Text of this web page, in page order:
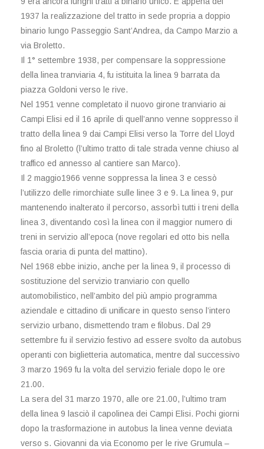
1937 la realizzazione del tratto in sede propria a doppio
binario lungo Passeggio Sant’Andrea, da Campo Marzio a
via Broletto.
Il 1° settembre 1938, per compensare la soppressione
della linea tranviaria 4, fu istituita la linea 9 barrata da
piazza Goldoni verso le rive.
Nel 1951 venne completato il nuovo girone tranviario ai
Campi Elisi ed il 16 aprile di quell’anno venne soppresso il
tratto della linea 9 dai Campi Elisi verso la Torre del Lloyd
fino al Broletto (l’ultimo tratto di tale strada venne chiuso al
traffico ed annesso al cantiere san Marco).
Il 2 maggio1966 venne soppressa la linea 3 e cessò
l’utilizzo delle rimorchiate sulle linee 3 e 9. La linea 9, pur
mantenendo inalterato il percorso, assorbì tutti i treni della
linea 3, diventando così la linea con il maggior numero di
treni in servizio all’epoca (nove regolari ed otto bis nella
fascia oraria di punta del mattino).
Nel 1968 ebbe inizio, anche per la linea 9, il processo di
sostituzione del servizio tranviario con quello
automobilistico, nell’ambito del più ampio programma
aziendale e cittadino di unificare in questo senso l’intero
servizio urbano, dismettendo tram e filobus. Dal 29
settembre fu il servizio festivo ad essere svolto da autobus
operanti con biglietteria automatica, mentre dal successivo
3 marzo 1969 fu la volta del servizio feriale dopo le ore
21.00.
La sera del 31 marzo 1970, alle ore 21.00, l’ultimo tram
della linea 9 lasciò il capolinea dei Campi Elisi. Pochi giorni
dopo la trasformazione in autobus la linea venne deviata
verso s. Giovanni da via Economo per le rive Grumula –